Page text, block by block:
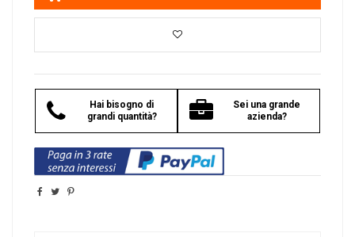
Hai bisogno di
grandi quantità?
Sei una grande
azienda?